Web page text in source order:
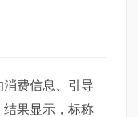
费信息、引导
果显示，标称